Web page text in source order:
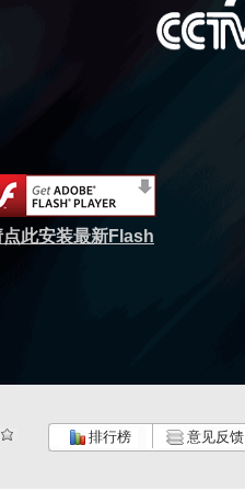
点此安装最新Flash
排行榜 意见反馈